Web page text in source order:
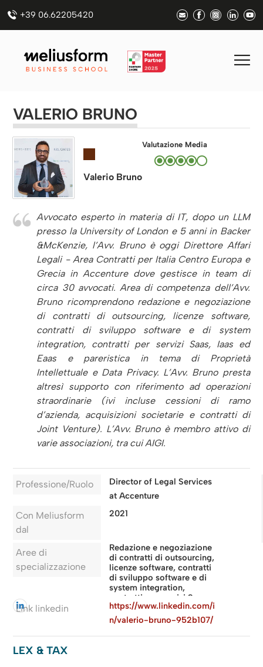
+39 06.62205420
VALERIO BRUNO
Valerio Bruno
Valutazione Media
Avvocato esperto in materia di IT, dopo un LLM
presso la University of London e 5 anni in Backer
&McKenzie, l’Avv. Bruno è oggi Direttore Affari
Legali - Area Contratti per Italia Centro Europa e
Grecia in Accenture dove gestisce in team di
circa 30 avvocati. Area di competenza dell’Avv.
Bruno ricomprendono redazione e negoziazione
di contratti di outsourcing, licenze software,
contratti di sviluppo software e di system
integration, contratti per servizi Saas, Iaas ed
Eaas e pareristica in tema di Proprietà
Intellettuale e Data Privacy. L’Avv. Bruno presta
altresì supporto con riferimento ad operazioni
straordinarie (ivi incluse cessioni di ramo
d’azienda, acquisizioni societarie e contratti di
Joint Venture). L’Avv. Bruno è membro attivo di
varie associazioni, tra cui AIGI.
Professione/Ruolo
Director of Legal Services
at Accenture
Con Meliusform
dal
2021
Aree di
specializzazione
Redazione e negoziazione
di contratti di outsourcing,
licenze software, contratti
di sviluppo software e di
system integration,
contratti per servizi Saas,
Iaas ed Eaas e pareristica
in tema di Proprietà
Intellettuale e Data Privacy
Link linkedin
https://www.linkedin.com/i
n/valerio-bruno-952b107/
LEX & TAX